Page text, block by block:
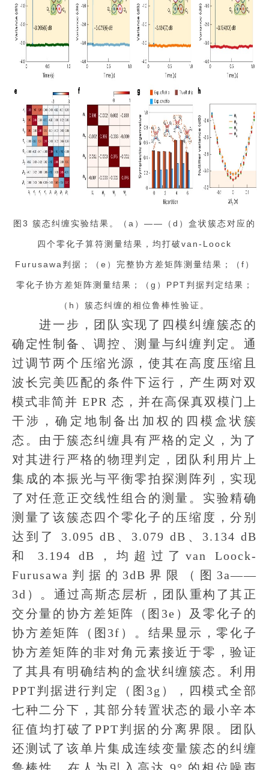
图3 簇态纠缠实验结果。（a）——（d）盒状簇态对应的
四个零化子算符测量结果，均打破van-Loock
Furusawa判据；（e）完整协方差矩阵测量结果；（f）
零化子协方差矩阵测量结果；（g）PPT判据判定结果；
（h）簇态纠缠的相位鲁棒性验证。
进一步，团队实现了四模纠缠簇态的
确定性制备、调控、测量与纠缠判定。通
过调节两个压缩光源，使其在高度压缩且
波长完美匹配的条件下运行，产生两对双
模式非简并 EPR 态，并在高保真双模门上
干涉，确定地制备出加权的四模盒状簇
态。由于簇态纠缠具有严格的定义，为了
对其进行严格的物理判定，团队利用片上
集成的本振光与平衡零拍探测阵列，实现
了对任意正交线性组合的测量。实验精确
测量了该簇态四个零化子的压缩度，分别
达到了 3.095 dB、3.079 dB、3.134 dB
和 3.194 dB，均超过了van Loock-
Furusawa判据的3dB界限（图3a——
3d）。通过高斯态层析，团队重构了其正
交分量的协方差矩阵（图3e）及零化子的
协方差矩阵（图3f）。结果显示，零化子
协方差矩阵的非对角元素接近于零，验证
了其具有明确结构的盒状纠缠簇态。利用
PPT判据进行判定（图3g），四模式全部
七种二分下，其部分转置状态的最小辛本
征值均打破了PPT判据的分离界限。团队
还测试了该单片集成连续变量簇态的纠缠